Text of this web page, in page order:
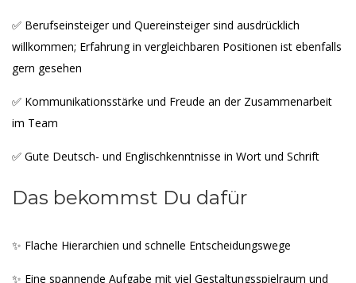
✅ Berufseinsteiger und Quereinsteiger sind ausdrücklich
willkommen; Erfahrung in vergleichbaren Positionen ist ebenfalls
gern gesehen
✅ Kommunikationsstärke und Freude an der Zusammenarbeit
im Team
✅ Gute Deutsch- und Englischkenntnisse in Wort und Schrift
Das bekommst Du dafür
✨ Flache Hierarchien und schnelle Entscheidungswege
✨ Eine spannende Aufgabe mit viel Gestaltungsspielraum und